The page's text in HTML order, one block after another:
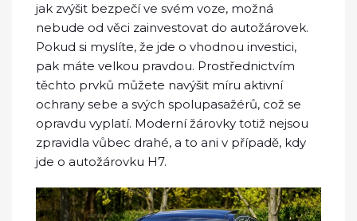
jak zvýšit bezpečí ve svém voze, možná
nebude od věci zainvestovat do autožárovek.
Pokud si myslíte, že jde o vhodnou investici,
pak máte velkou pravdou. Prostřednictvím
těchto prvků můžete navýšit míru aktivní
ochrany sebe a svých spolupasažérů, což se
opravdu vyplatí. Moderní žárovky totiž nejsou
zpravidla vůbec drahé, a to ani v případě, kdy
jde o autožárovku H7.